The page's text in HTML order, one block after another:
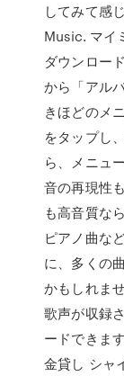
してみて感
Music. マイ
ダウンロー
から「アル
きほどのメ
をタップし
ら、メニュ
音の再現性
も高音質な
ピアノ曲な
に、多くの
かもしれま
歌声が収録
ードできま
金貸し シャ